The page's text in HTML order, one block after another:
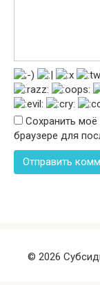
Сохранить моё
браузере для
© 2026